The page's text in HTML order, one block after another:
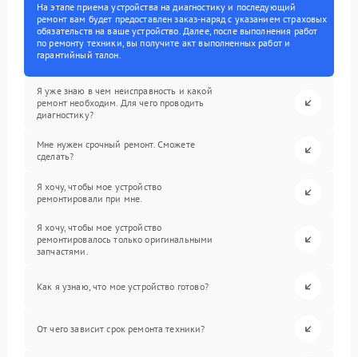
На этапе приема устройства на диагностику и последующий
ремонт вам будет предоставлен заказ-наряд с указанием страховых
обязательств на ваше устройство. Далее, после выполнения работ
по ремонту техники, вы получите акт выполненных работ и
гарантийный талон.
Я уже знаю в чем неисправность и какой
ремонт необходим. Для чего проводить
диагностику?
Мне нужен срочный ремонт. Сможете
сделать?
Я хочу, чтобы мое устройство
ремонтировали при мне.
Я хочу, чтобы мое устройство
ремонтировалось только оригинальными
запчастями.
Как я узнаю, что мое устройство готово?
От чего зависит срок ремонта техники?